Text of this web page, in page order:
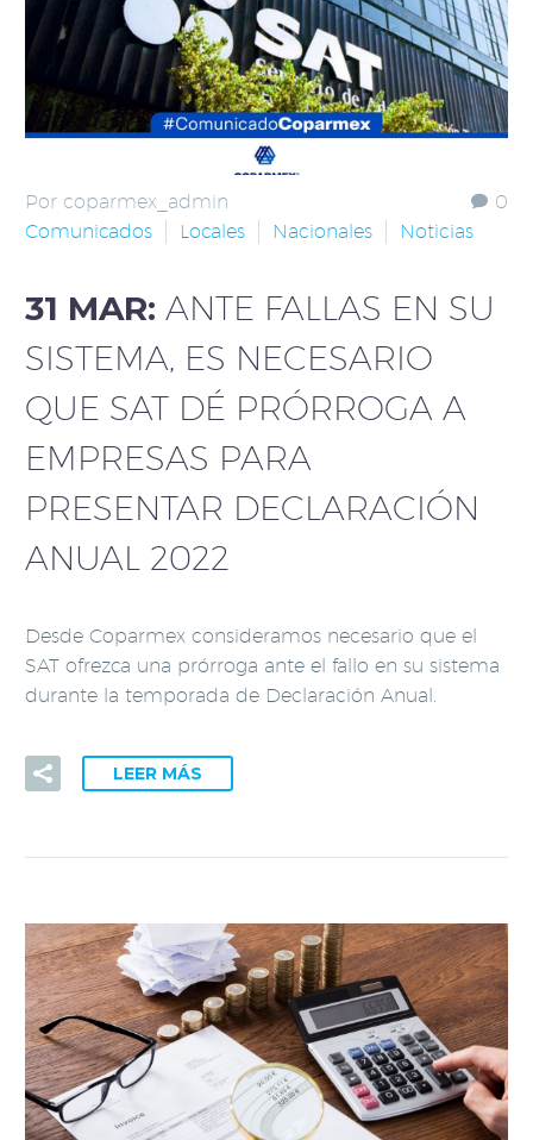
0
Por coparmex_admin
Comunicados
Locales Nacionales Noticias
31 MAR: ANTE FALLAS EN SU
SISTEMA, ES NECESARIO
QUE SAT DÉ PRÓRROGA A
EMPRESAS PARA
PRESENTAR DECLARACIÓN
ANUAL 2022
Desde Coparmex consideramos necesario que el
SAT ofrezca una prórroga ante el fallo en su sistema
durante la temporada de Declaración Anual.
LEER MÁS